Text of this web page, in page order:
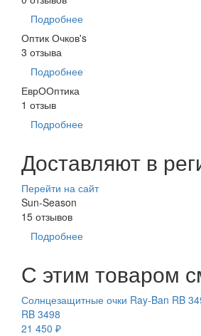
Подробнее
Оптик Очков's
3 отзыва
Подробнее
ЕврООптика
1 отзыв
Подробнее
Доставляют в
Перейти на сайт
Sun-Season
15 отзывов
Подробнее
С этим товаром
Солнцезащитные очки Ray-Ban RB
RB 3498
21 450 ₽